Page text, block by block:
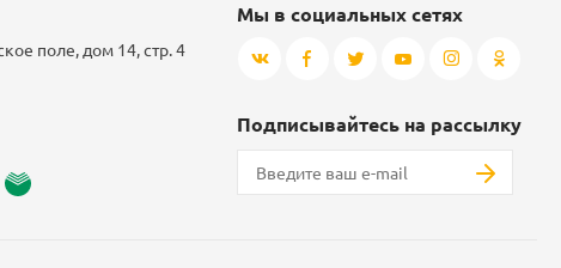
поле, дом 14, стр. 4
Мы в социальных сетях
Подписывайтесь на рассылку